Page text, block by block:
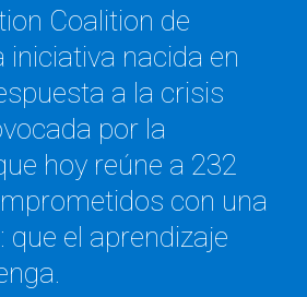
Coalition de
iniciativa nacida en
a la crisis
por la
hoy reúne a 232
con una
el aprendizaje